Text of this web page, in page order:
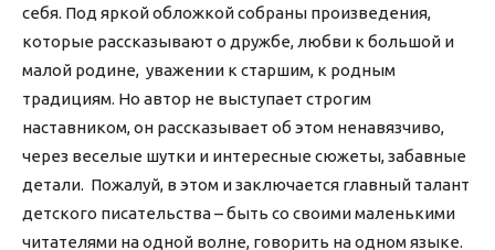
себя. Под яркой обложкой собраны произведения,
которые рассказывают о дружбе, любви к большой и
малой родине, уважении к старшим, к родным
традициям. Но автор не выступает строгим
наставником, он рассказывает об этом ненавязчиво,
через веселые шутки и интересные сюжеты, забавные
детали. Пожалуй, в этом и заключается главный талант
детского писательства – быть со своими маленькими
читателями на одной волне, говорить на одном языке.